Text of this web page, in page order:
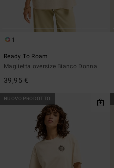
1
Ready To Roam
Maglietta oversize Bianco Donna
39,95 €
NUOVO PRODOTTO